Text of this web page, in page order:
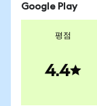
Google Play
평점
4.4